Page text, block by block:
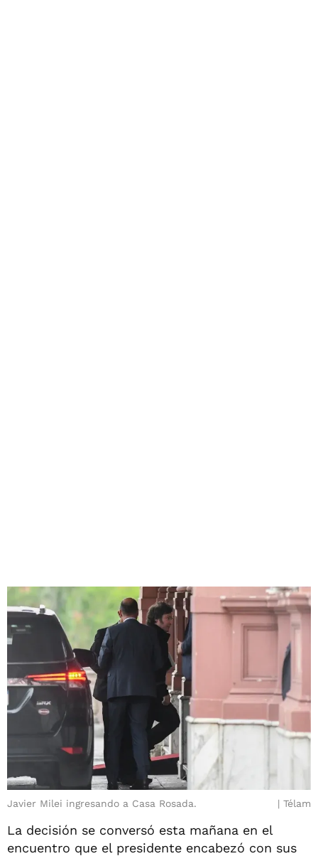
Javier Milei ingresando a Casa Rosada. Télam
La decisión se conversó esta mañana en el
encuentro que el presidente encabezó con sus